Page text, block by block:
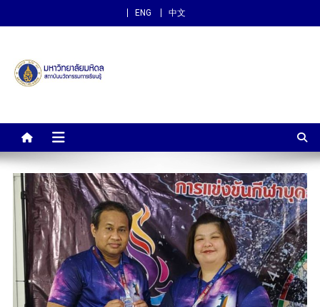
ENG 中文
สถาบันนวัตกรรมการเรียนรู้